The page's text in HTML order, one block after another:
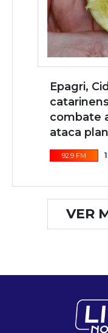
Epagri,
combate
ataca
92.9 FM
VER